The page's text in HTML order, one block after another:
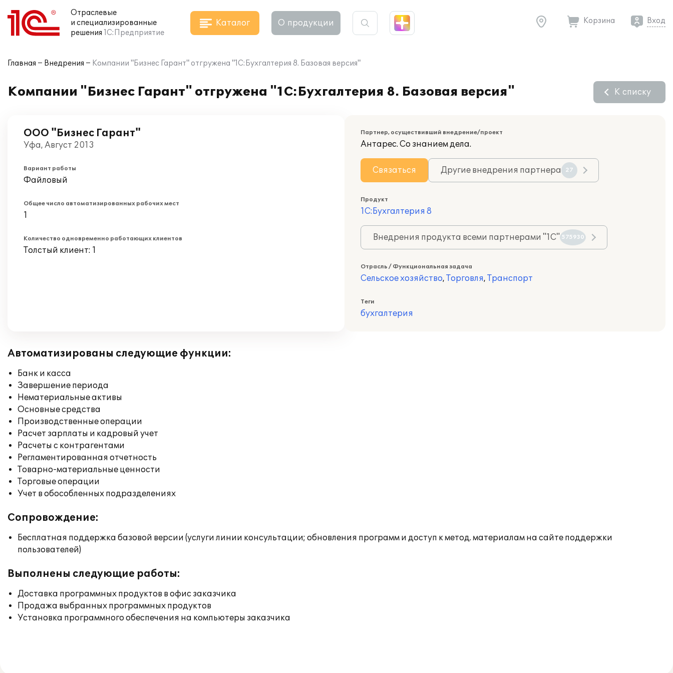
Отраслевые
и специализированные
решения 1С:Предприятие
Каталог О продукции Корзина Вход
Главная Внедрения Компании "Бизнес Гарант" отгружена "1С:Бухгалтерия 8. Базовая версия"
Компании "Бизнес Гарант" отгружена "1С:Бухгалтерия 8. Базовая версия" К списку
ООО "Бизнес Гарант"
Уфа, Август 2013
Вариант работы
Файловый
Общее число автоматизированных рабочих мест
1
Количество одновременно работающих клиентов
Толстый клиент: 1
Партнер, осуществивший внедрение/проект
Антарес. Со знанием дела.
Связаться Другие внедрения партнера 27
Продукт
1С:Бухгалтерия 8
Внедрения продукта всеми партнерами "1С" 575930
Отрасль / Функциональная задача
Сельское хозяйство, Торговля, Транспорт
Теги
бухгалтерия
Автоматизированы следующие функции:
Банк и касса
Завершение периода
Нематериальные активы
Основные средства
Производственные операции
Расчет зарплаты и кадровый учет
Расчеты с контрагентами
Регламентированная отчетность
Товарно-материальные ценности
Торговые операции
Учет в обособленных подразделениях
Сопровождение:
Бесплатная поддержка базовой версии (услуги линии консультации; обновления программ и доступ к метод. материалам на сайте поддержки
пользователей)
Выполнены следующие работы:
Доставка программных продуктов в офис заказчика
Продажа выбранных программных продуктов
Установка программного обеспечения на компьютеры заказчика